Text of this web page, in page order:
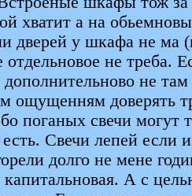
хватит а на
дверей у шкафа не ма
не треба.
дополнительново не
доверять
поганых свечи могут
Свечи лепей если
долго не мене
капитальновая. А с